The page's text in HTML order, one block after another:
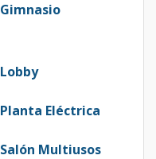
Gimnasio
Lobby
Planta Eléctrica
Salón Multiusos